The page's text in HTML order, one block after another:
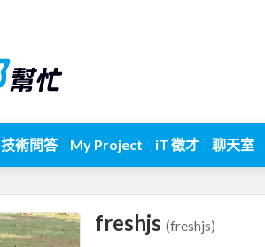
技術問答 My Project iT 徵才 聊天室
freshjs (freshjs)